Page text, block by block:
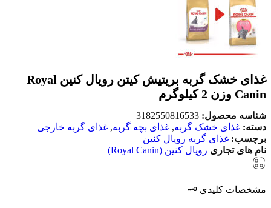
غذای خشک گربه بریتیش کیتن رویال کنین Royal
Canin وزن 2 کیلوگرم
شناسه محصول: 3182550816533
دسته: غذای خشک گربه, غذای بچه گربه, غذای گربه خارجی
برچسب: غذای گربه رویال کنین
نام های تجاری رویال کنین (Royal Canin)
مشخصات کلیدی 🗝️